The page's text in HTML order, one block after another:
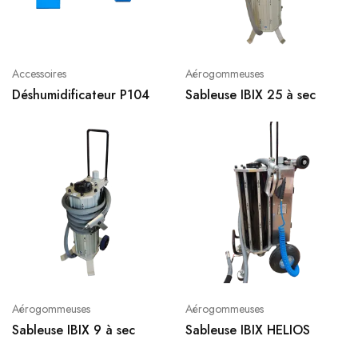
Accessoires
Déshumidificateur P104
Aérogommeuses
Sableuse IBIX 25 à sec
Aérogommeuses
Sableuse IBIX 9 à sec
Aérogommeuses
Sableuse IBIX HELIOS